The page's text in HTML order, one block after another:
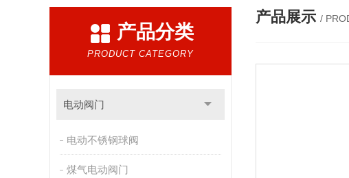
产品分类
PRODUCT CATEGORY
电动阀门
电动不锈钢球阀
煤气电动阀门
产品展示 /